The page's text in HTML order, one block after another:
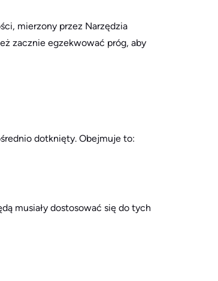
mierzony przez Narzędzia
zacznie egzekwować próg, aby
dotknięty. Obejmuje to:
musiały dostosować się do tych